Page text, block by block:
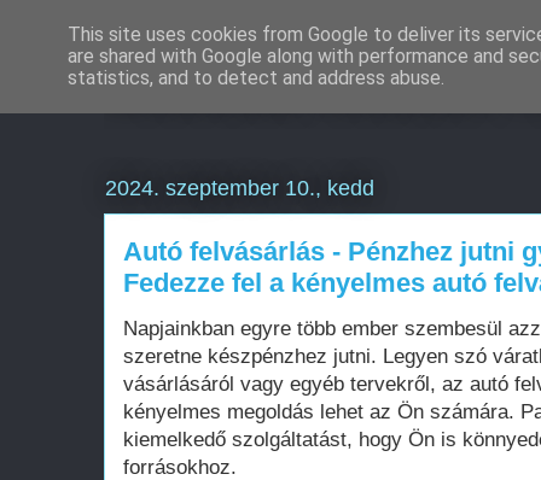
Weboldal készítés
2024. szeptember 10., kedd
Autó felvásárlás - Pénzhez jutni
Fedezze fel a kényelmes autó
Napjainkban egyre több ember szembesül
szeretne készpénzhez jutni. Legyen szó
vásárlásáról vagy egyéb tervekről, az autó
kényelmes megoldás lehet az Ön számára.
kiemelkedő szolgáltatást, hogy Ön is
forrásokhoz.
This site uses cookies from Google to deliver its
are shared with Google along with performance and
statistics, and to detect and address abuse.